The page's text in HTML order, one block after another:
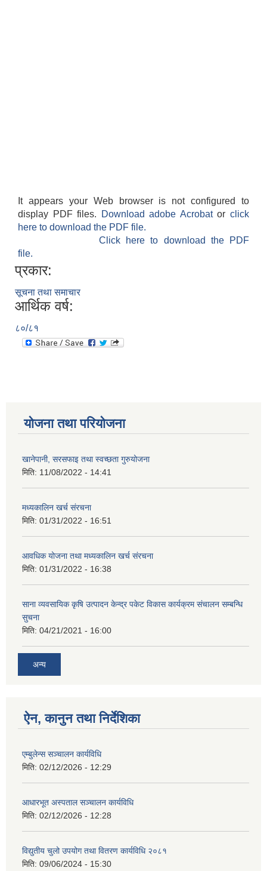
It appears your Web browser is not configured to
display PDF files.
Download adobe Acrobatorclick
here to download the PDF file.
Click here to download the PDF
file.
प्रकार:
सूचना तथा समाचार
आर्थिक वर्ष:
८०/८१
योजना तथा परियोजना
खानेपानी, सरसफाइ तथा स्वच्छता गुरुयोजना
मिति: 11/08/2022 - 14:41
मध्यकालिन खर्च संरचना
मिति: 01/31/2022 - 16:51
आवधिक योजना तथा मध्यकालिन खर्च संरचना
मिति: 01/31/2022 - 16:38
साना व्यवसायिक कृषि उत्पादन केन्द्र पकेट विकास कार्यक्रम संचालन सम्बन्धि
सुचना
मिति: 04/21/2021 - 16:00
अन्य
ऐन, कानुन तथा निर्देशिका
एम्बुलेन्स सञ्चालन कार्यविधि
मिति: 02/12/2026 - 12:29
आधारभूत अस्पताल सञ्चालन कार्यविधि
मिति: 02/12/2026 - 12:28
विद्युतीय चुलो उपयोग तथा वितरण कार्यविधि २०८१
मिति: 09/06/2024 - 15:30